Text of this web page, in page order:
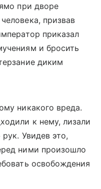
при дворе
призвав
приказал
и бросить
диким
никакого вреда.
к нему, лизали
Увидев это,
ними произошло
освобождения